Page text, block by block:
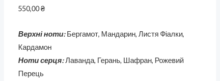
550,00₴
Верхні ноти: Бергамот, Мандарин, Листя Фіалки,
Кардамон
Ноти серця:Лаванда, Герань, Шафран, Рожевий
Перець